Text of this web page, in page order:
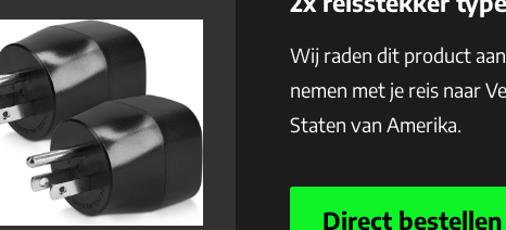
Wij raden dit product
nemen met je reis naar
Staten van Amerika.
Direct bestellen